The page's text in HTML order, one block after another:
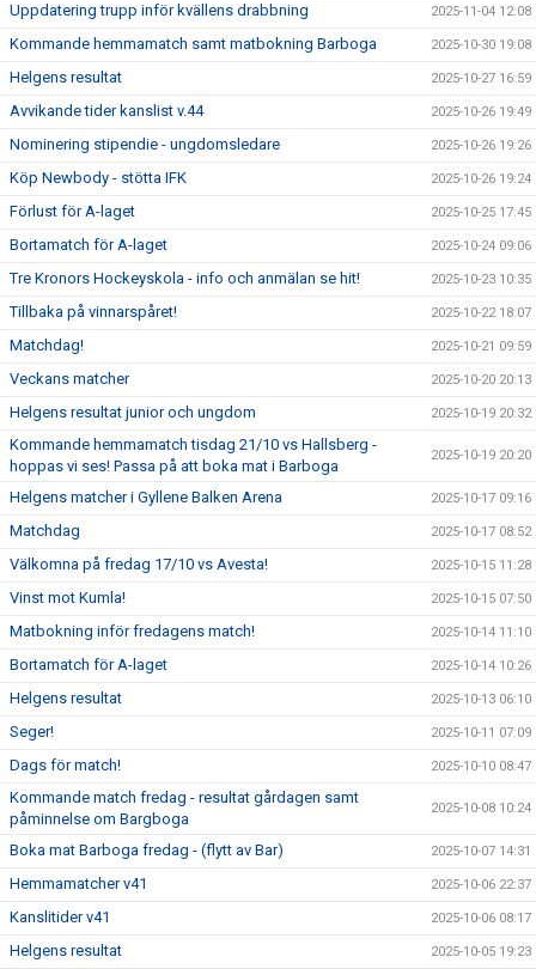
Uppdatering trupp inför kvällens drabbning 2025-11-04 12:08
Kommande hemmamatch samt matbokning Barboga 2025-10-30 19:08
Helgens resultat 2025-10-27 16:59
Avvikande tider kanslist v.44 2025-10-26 19:49
Nominering stipendie - ungdomsledare 2025-10-26 19:26
Köp Newbody - stötta IFK 2025-10-26 19:24
Förlust för A-laget 2025-10-25 17:45
Bortamatch för A-laget 2025-10-24 09:06
Tre Kronors Hockeyskola - info och anmälan se hit! 2025-10-23 10:35
Tillbaka på vinnarspåret! 2025-10-22 18:07
Matchdag! 2025-10-21 09:59
Veckans matcher 2025-10-20 20:13
Helgens resultat junior och ungdom 2025-10-19 20:32
Kommande hemmamatch tisdag 21/10 vs Hallsberg -
hoppas vi ses! Passa på att boka mat i Barboga
2025-10-19 20:20
Helgens matcher i Gyllene Balken Arena 2025-10-17 09:16
Matchdag 2025-10-17 08:52
Välkomna på fredag 17/10 vs Avesta! 2025-10-15 11:28
Vinst mot Kumla! 2025-10-15 07:50
Matbokning inför fredagens match! 2025-10-14 11:10
Bortamatch för A-laget 2025-10-14 10:26
Helgens resultat 2025-10-13 06:10
Seger! 2025-10-11 07:09
Dags för match! 2025-10-10 08:47
Kommande match fredag - resultat gårdagen samt
påminnelse om Bargboga
2025-10-08 10:24
Boka mat Barboga fredag - (flytt av Bar) 2025-10-07 14:31
Hemmamatcher v41 2025-10-06 22:37
Kanslitider v41 2025-10-06 08:17
Helgens resultat 2025-10-05 19:23